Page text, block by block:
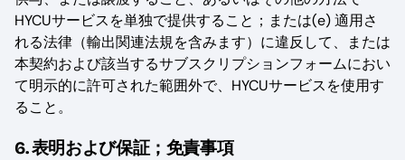
HYCUサービスを単独で提供すること；または(e) 適用さ
れる法律（輸出関連法規を含みます）に違反して、または
本契約および該当するサブスクリプションフォームにおい
て明示的に許可された範囲外で、HYCUサービスを使用す
ること。
6. 表明および保証；免責事項